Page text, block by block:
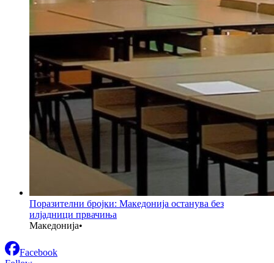
Поразителни бројки: Македонија останува без
илјадници првачиња
Македонија•
Facebook